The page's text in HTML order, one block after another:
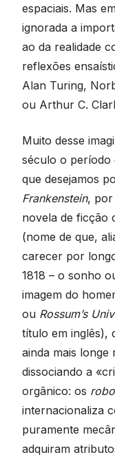
espaciais. Mas
ignorada a
ao da realidade
reflexões
Alan Turing,
ou Arthur C.
Muito desse
século o período
que desejamos
Frankenstein, por
novela de ficção
(nome de que,
carecer por
1818 – o sonho
imagem do
ou Rossum’s
título em inglês),
ainda mais longe
dissociando a
orgânico: os
internacionaliza
puramente
adquiram